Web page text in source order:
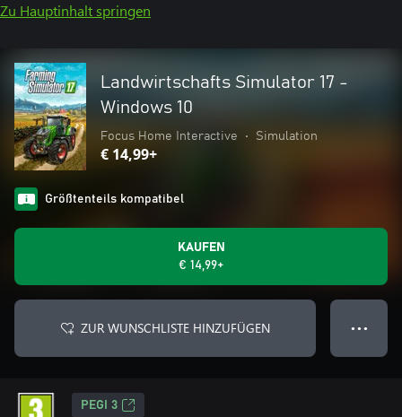
Zu Hauptinhalt springen
Landwirtschafts Simulator 17 -
Windows 10
Focus Home Interactive • Simulation
€ 14,99+
Größtenteils kompatibel
KAUFEN
€ 14,99+
ZUR WUNSCHLISTE HINZUFÜGEN ● ● ●
PEGI 3